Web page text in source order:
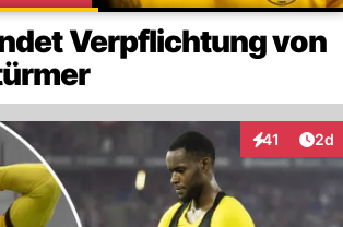
Verpflichtung von
41
Interaktionen
2d